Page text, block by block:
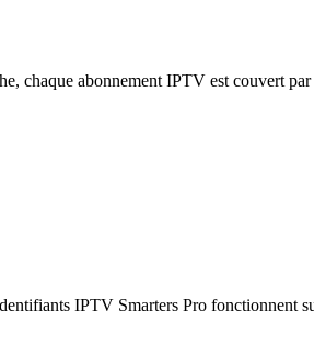
chaque abonnement IPTV est couvert par
IPTV Smarters Pro fonctionnent